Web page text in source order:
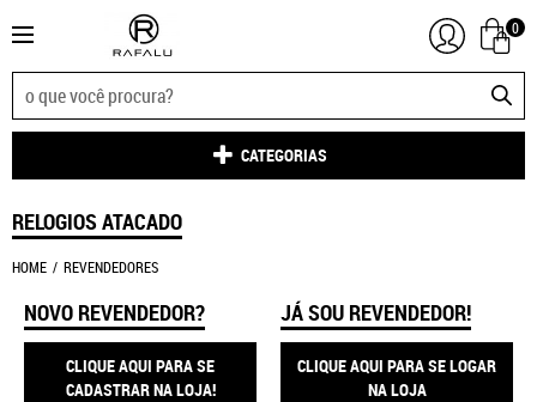
0
CATEGORIAS
RELOGIOS ATACADO
HOME REVENDEDORES
NOVO REVENDEDOR?
CLIQUE AQUI PARA SE
CADASTRAR NA LOJA!
JÁ SOU REVENDEDOR!
CLIQUE AQUI PARA SE LOGAR
NA LOJA